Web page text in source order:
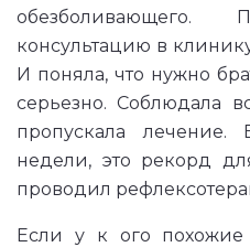
консультацию в
И поняла, что нужно
серьезно. Соблюдала
пропускала лечение.
недели, это рекорд
проводил
Если у к ого похожие